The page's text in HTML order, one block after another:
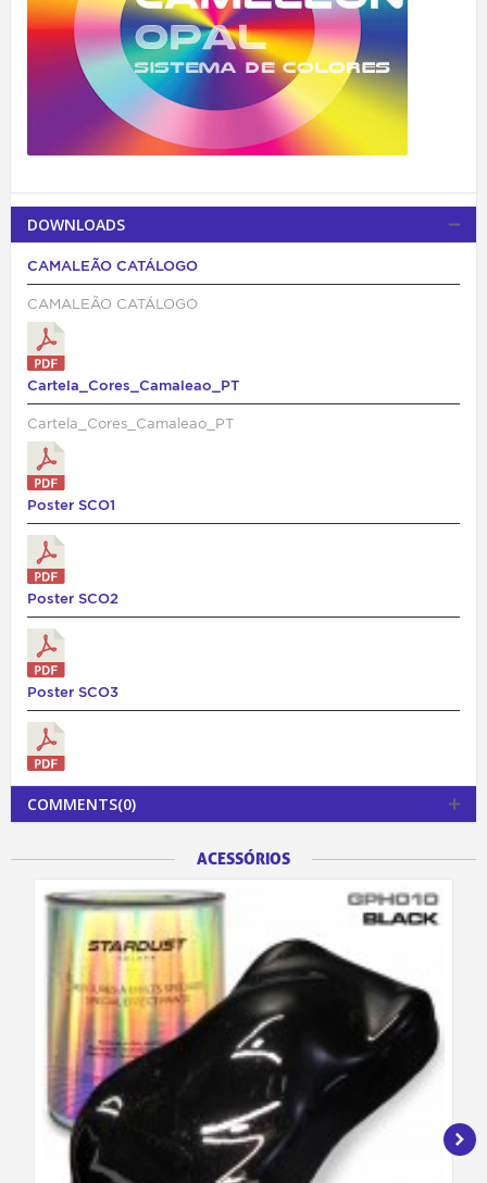
DOWNLOADS
CAMALEÃO CATÁLOGO
CAMALEÃO CATÁLOGO
Cartela_Cores_Camaleao_PT
Cartela_Cores_Camaleao_PT
Poster SCO1
Poster SCO2
Poster SCO3
COMMENTS(0)
ACESSÓRIOS